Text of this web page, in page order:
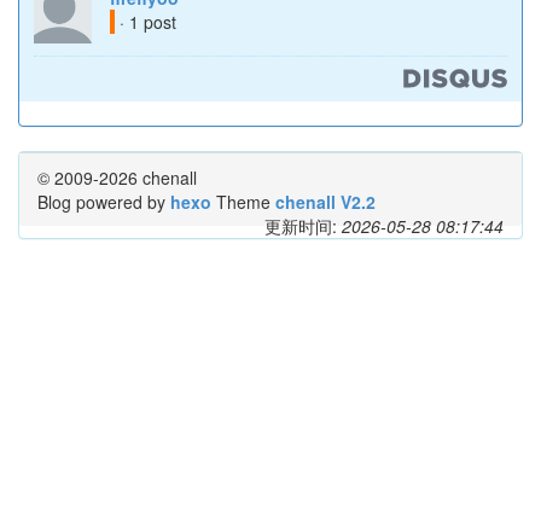
· 1 post
© 2009-2026 chenall
Blog powered by hexo Theme chenall V2.2
更新时间: 2026-05-28 08:17:44